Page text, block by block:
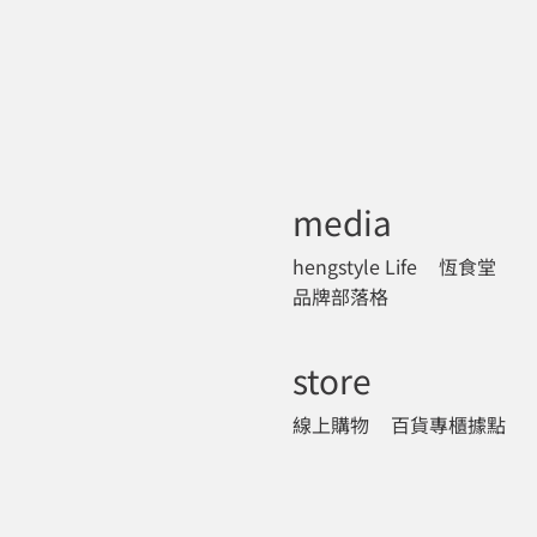
media
hengstyle Life
恆食堂
品牌部落格
store
線上購物 百貨專櫃據點